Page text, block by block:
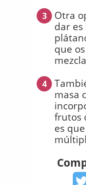
3
Otra
dar
que
4
masa
frutos
es